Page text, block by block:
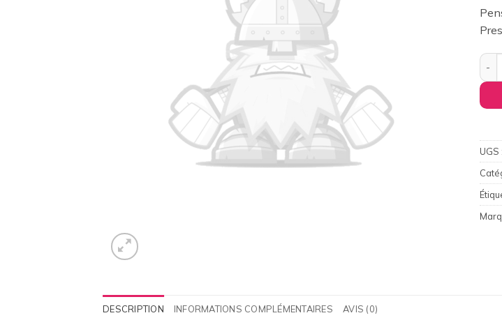
UGS :
DESCRIPTION INFORMATIONS COMPLÉMENTAIRES AVIS (0)